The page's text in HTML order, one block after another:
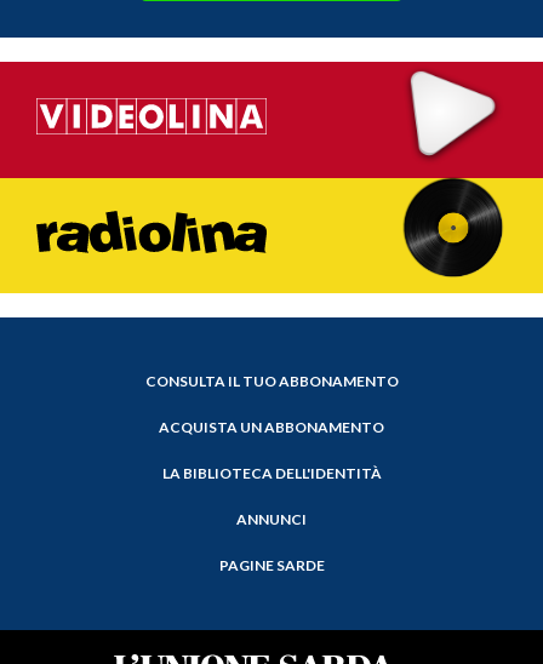
CONSULTA IL TUO ABBONAMENTO
ACQUISTA UN ABBONAMENTO
LA BIBLIOTECA DELL'IDENTITÀ
ANNUNCI
PAGINE SARDE